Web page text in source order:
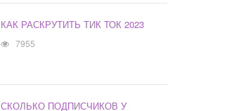
КАК РАСКРУТИТЬ ТИК ТОК 2023
7955
СКОЛЬКО ПОДПИСЧИКОВ У